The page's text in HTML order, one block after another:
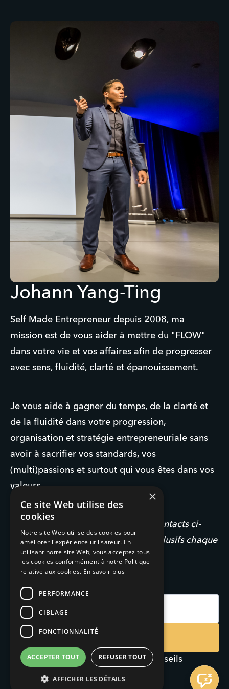
Johann Yang-Ting
Self Made Entrepreneur depuis 2008, ma
mission est de vous aider à mettre du "FLOW"
dans votre vie et vos affaires afin de progresser
avec sens, fluidité, clarté et épanouissement.
Je vous aide à gagner du temps, de la clarté et
de la fluidité dans votre progression,
organisation et stratégie entrepreneuriale sans
avoir à sacrifier vos standards, vos
(multi)passions et surtout qui vous êtes dans vos
valeurs.
Vous pouvez rejoindre ma liste de contacts ci-
dessous et recevoir mes conseils exclusifs chaque
semaine :
Name
Email
Inscrivez-vous pour recevoir des conseils
exclusifs directement par email
×
Ce site Web utilise des
cookies
Notre site Web utilise des cookies pour
améliorer l'expérience utilisateur. En
utilisant notre site Web, vous acceptez tous
les cookies conformément à notre Politique
relative aux cookies. En savoir plus
PERFORMANCE
CIBLAGE
FONCTIONNALITÉ
ACCEPTER TOUT REFUSER TOUT
AFFICHER LES DÉTAILS